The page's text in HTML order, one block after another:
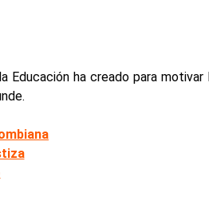
Educación ha creado para